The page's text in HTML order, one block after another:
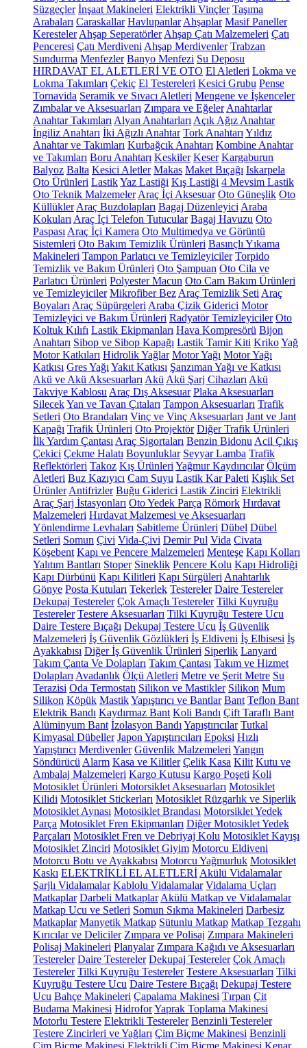
Süzgeçler İnşaat Makineleri Elektrikli Vinçler Taşıma
Arabaları Caraskallar Havlupanlar Ahşaplar Masif Paneller
Keresteler Ahşap Seperatörler Ahşap Çatı Malzemeleri Çatı
Penceresi Çatı Merdiveni Ahşap Merdivenler Trabzan
Sundurma Menfezler Banyo Menfezi Su Deposu
HIRDAVAT EL ALETLERİ VE OTO El Aletleri Lokma ve
Lokma Takımları Çekiç El Testereleri Kesici Grubu Pense
Tornavida Seramik ve Sıvacı Aletleri Mengene ve İşkenceler
Zımbalar ve Aksesuarları Zımpara ve Eğeler Anahtarlar
Anahtar Takımları Alyan Anahtarları Açık Ağız Anahtar
İngiliz Anahtarı İki Ağızlı Anahtar Tork Anahtarı Yıldız
Anahtar ve Takımları Kurbağcık Anahtarı Kombine Anahtar
ve Takımları Boru Anahtarı Keskiler Keser Kargaburun
Balyoz Balta Kesici Aletler Makas Maket Bıçağı Iskarpela
Oto Ürünleri LastikYaz Lastiği Kış Lastiği 4 Mevsim Lastik
Oto Teknik Malzemeler Araç İçi Aksesuar Oto Güneşlik Oto
Küllükler Araç Buzdolapları Bagaj Düzenleyici Araba
Kokuları Araç İçi Telefon Tutucular Bagaj Havuzu Oto
Paspası Araç İçi Kamera Oto Multimedya ve Görüntü
Sistemleri Oto Bakım Temizlik Ürünleri Basınçlı Yıkama
Makineleri Tampon Parlatıcı ve Temizleyiciler Torpido
Temizlik ve Bakım Ürünleri Oto Şampuan Oto Cila ve
Parlatıcı Ürünleri Polyester Macun Oto Cam Bakım Ürünleri
ve Temizleyiciler Mikrofiber Bez Araç Temizlik Seti Araç
Boyaları Araç Süpürgeleri Araba Çizik Giderici Motor
Temizleyici ve Bakım Ürünleri Radyatör Temizleyiciler Oto
Koltuk Kılıfı Lastik Ekipmanları Hava Kompresörü Bijon
Anahtarı Sibop ve Sibop Kapağı Lastik Tamir Kiti KrikoYağ
Motor Katkıları Hidrolik Yağlar Motor Yağı Motor Yağı
Katkısı Gres Yağı Yakıt Katkısı Şanzıman Yağı ve Katkısı
Akü ve Akü Aksesuarları Akü Akü Şarj Cihazları Akü
Takviye Kablosu Araç Dış Aksesuar Plaka Aksesuarları
SilecekYan ve Tavan Çıtaları Tampon Aksesuarları Trafik
Setleri Oto Brandaları Vinç ve Vinç Aksesuarları Jant ve Jant
Kapağı Trafik Ürünleri Oto Projektör Diğer Trafik Ürünleri
İlk Yardım Çantası Araç Sigortaları Benzin Bidonu Acil Çıkış
Çekici Çekme Halatı Boyunluklar Seyyar Lamba Trafik
Reflektörleri Takoz Kış Ürünleri Yağmur Kaydırıcılar Ölçüm
Aletleri Buz Kazıyıcı Cam Suyu Lastik Kar Paleti Kışlık Set
Ürünler Antifrizler Buğu Giderici Lastik Zinciri Elektrikli
Araç Şarj İstasyonları Oto Yedek Parça Römork Hırdavat
Malzemeleri Hırdavat Malzemesi ve Aksesuarları
Yönlendirme Levhaları Sabitleme Ürünleri Dübel Dübel
Setleri Somun Çivi Vida-Çivi Demir Pul Vida Civata
Köşebent Kapı ve Pencere Malzemeleri Menteşe Kapı Kolları
Yalıtım Bantları Stoper Sineklik Pencere Kolu Kapı Hidroliği
Kapı Dürbünü Kapı Kilitleri Kapı Sürgüleri Anahtarlık
Gönye Posta Kutuları Tekerlek Testereler Daire Testereler
Dekupaj Testereler Çok Amaçlı Testereler Tilki Kuyruğu
Testereler Testere Aksesuarları Tilki Kuyruğu Testere Ucu
Daire Testere Bıçağı Dekupaj Testere Ucu İş Güvenlik
Malzemeleri İş Güvenlik Gözlükleri İş Eldiveni İş Elbisesi İş
Ayakkabısı Diğer İş Güvenlik Ürünleri Siperlik Lanyard
Takım Çanta Ve Dolapları Takım Çantası Takım ve Hizmet
Dolapları Avadanlık Ölçü Aletleri Metre ve Şerit Metre Su
Terazisi Oda Termostatı Silikon ve Mastikler Silikon Mum
Silikon Köpük MastikYapıştırıcı ve Bantlar Bant Teflon Bant
Elektrik Bandı Kaydırmaz Bant Koli Bandı Çift Taraflı Bant
Alüminyum Bant İzolasyon Bandı Yapıştırıcılar Tutkal
Kimyasal Dübeller Japon Yapıştırıcıları Epoksi Hızlı
Yapıştırıcı Merdivenler Güvenlik Malzemeleri Yangın
Söndürücü Alarm Kasa ve Kilitler Çelik Kasa Kilit Kutu ve
Ambalaj Malzemeleri Kargo Kutusu Kargo Poşeti Koli
Motosiklet Ürünleri Motorsiklet Aksesuarları Motosiklet
Kilidi Motosiklet Stickerları Motosiklet Rüzgarlık ve Siperlik
Motosiklet Aynası Motosiklet Brandası Motorsiklet Yedek
Parça Motosiklet Fren Ekipmanları Diğer Motosiklet Yedek
Parçaları Motosiklet Fren ve Debriyaj Kolu Motosiklet Kayışı
Motosiklet Zinciri Motosiklet Giyim Motorcu Eldiveni
Motorcu Botu ve Ayakkabısı Motorcu Yağmurluk Motosiklet
Kaskı ELEKTRİKLİ EL ALETLERİ Akülü Vidalamalar
Şarjlı Vidalamalar Kablolu Vidalamalar Vidalama Uçları
Matkaplar Darbeli Matkaplar Akülü Matkap ve Vidalamalar
Matkap Ucu ve Setleri Somun Sıkma Makineleri Darbesiz
Matkaplar Manyetik Matkap Sütunlu Matkap Matkap Tezgahı
Kırıcılar ve Deliciler Zımpara ve Polisaj Zımpara Makineleri
Polisaj Makineleri Planyalar Zımpara Kağıdı ve Aksesuarları
Testereler Daire Testereler Dekupaj Testereler Çok Amaçlı
Testereler Tilki Kuyruğu Testereler Testere Aksesuarları Tilki
Kuyruğu Testere Ucu Daire Testere Bıçağı Dekupaj Testere
Ucu Bahçe Makineleri Çapalama Makinesi Tırpan Çit
Budama Makinesi HidroforYaprak Toplama Makinesi
Motorlu Testere Elektrikli Testereler Benzinli Testereler
Testere Zincirleri ve Yağları Çim Biçme Makinesi Benzinli
Çim Biçme Makinesi Elektrikli Çim Biçme Makinesi Kenar